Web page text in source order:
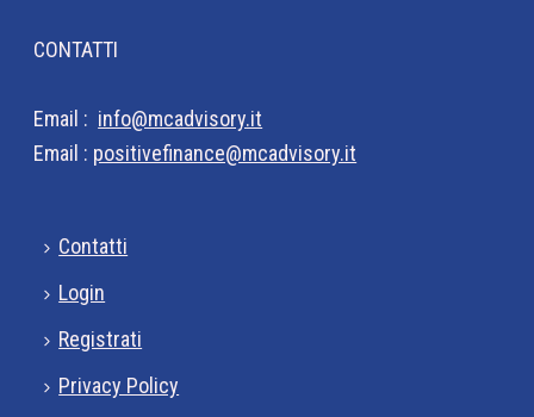
CONTATTI
Email : info@mcadvisory.it
Email : positivefinance@mcadvisory.it
Contatti
Login
Registrati
Privacy Policy